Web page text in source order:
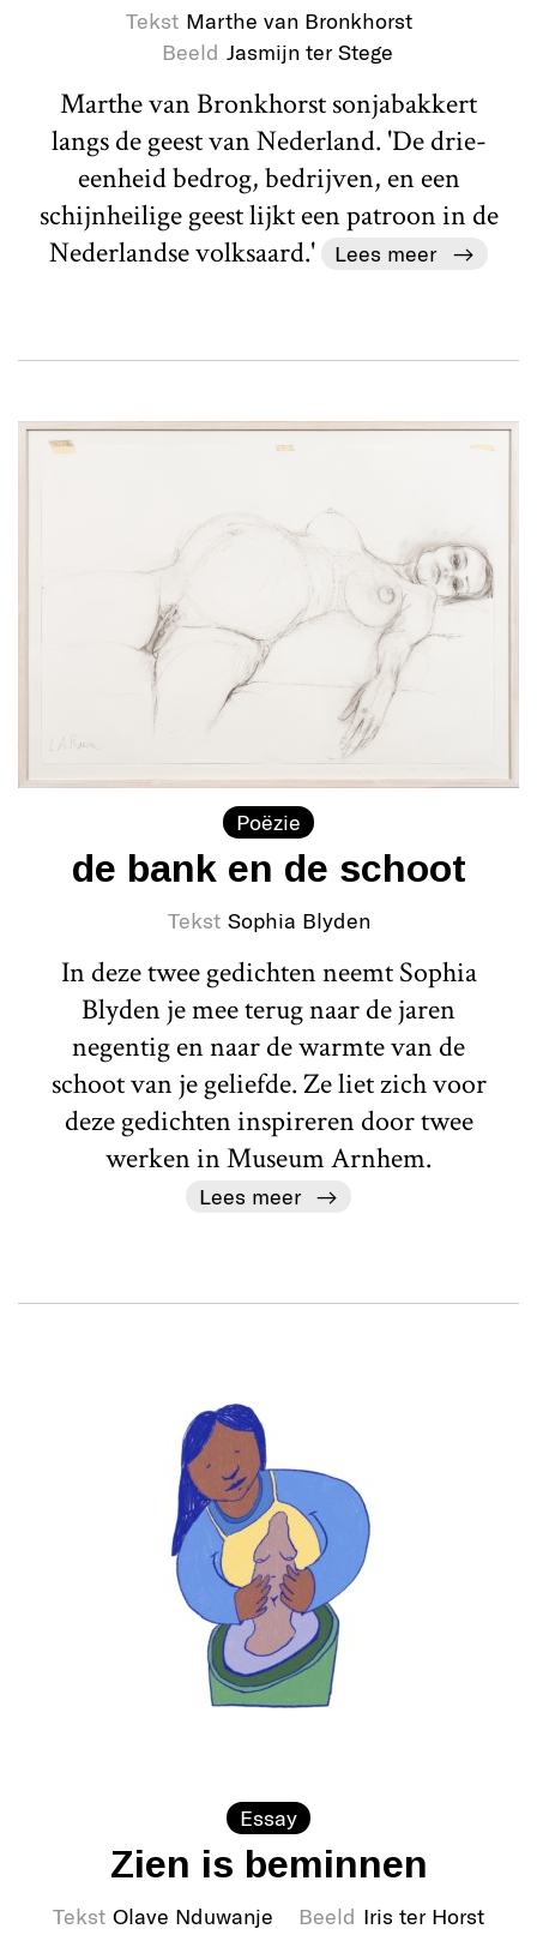
Tekst Marthe van Bronkhorst
Beeld Jasmijn ter Stege
Marthe van Bronkhorst sonjabakkert
langs de geest van Nederland. 'De drie-
eenheid bedrog, bedrijven, en een
schijnheilige geest lijkt een patroon in de
Nederlandse volksaard.'
Lees meer
Poëzie
de bank en de schoot
Tekst Sophia Blyden
In deze twee gedichten neemt Sophia
Blyden je mee terug naar de jaren
negentig en naar de warmte van de
schoot van je geliefde. Ze liet zich voor
deze gedichten inspireren door twee
werken in Museum Arnhem.
Lees meer
Essay
Zien is beminnen
Tekst Olave Nduwanje Beeld Iris ter Horst